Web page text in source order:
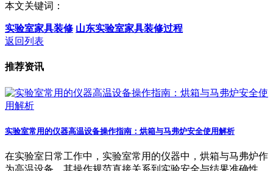
本文关键词：
实验室家具装修 山东实验室家具装修过程
返回列表
推荐资讯
实验室常用的仪器高温设备操作指南：烘箱与马弗炉安全使用解析
在实验室日常工作中，实验室常用的仪器中，烘箱与马弗炉作
为高温设备，其操作规范直接关系到实验安全与结果准确性。